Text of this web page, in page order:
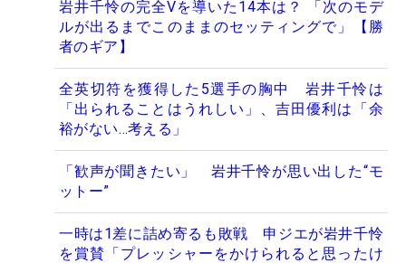
岩井千怜の完全Vを導いた14本は？ 「次のモデ
ルが出るまでこのままのセッティングで」【勝
者のギア】
全英切符を獲得した5選手の胸中 岩井千怜は
「出られることはうれしい」、吉田優利は「余
裕がない…考える」
「歓声が聞きたい」 岩井千怜が思い出した“モ
ットー”
一時は1差に詰め寄るも敗戦 申ジエが岩井千怜
を賞賛「プレッシャーをかけられると思ったけ